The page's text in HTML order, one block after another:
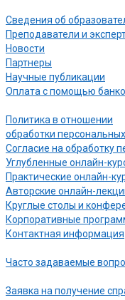
Сведения об
Преподаватели и
Новости
Партнеры
Научные публикации
Оплата с помощью
Политика в отношении
обработки
Согласие на обработку
Углубленные онлайн-
Практические онлайн-
Авторские онлайн-
Круглые столы и
Корпоративные
Контактная информация
Часто задаваемые
Заявка на получение